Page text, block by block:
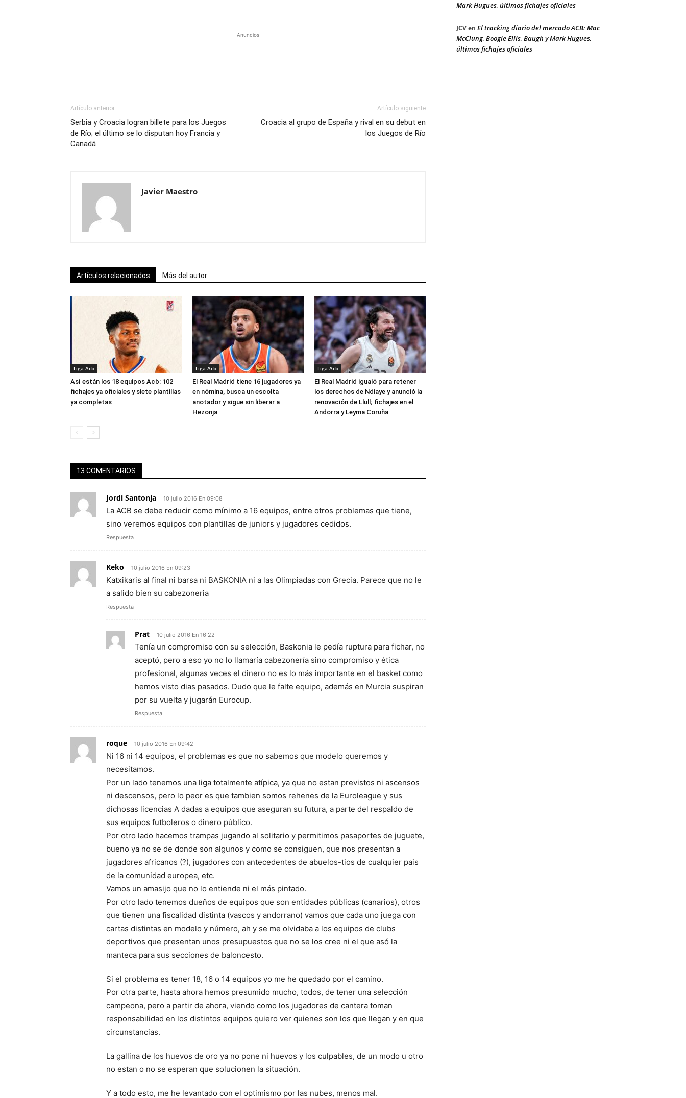
Anuncios
Artículo anterior
Serbia y Croacia logran billete para los Juegos
de Río; el último se lo disputan hoy Francia y
Canadá
Artículo siguiente
Croacia al grupo de España y rival en su debut en
los Juegos de Río
Javier Maestro
Artículos relacionados Más del autor
Liga Acb
Así están los 18 equipos Acb: 102
fichajes ya oficiales y siete plantillas
ya completas
Liga Acb
El Real Madrid tiene 16 jugadores ya
en nómina, busca un escolta
anotador y sigue sin liberar a
Hezonja
Liga Acb
El Real Madrid igualó para retener
los derechos de Ndiaye y anunció la
renovación de Llull; fichajes en el
Andorra y Leyma Coruña
13 COMENTARIOS
Jordi Santonja 10 julio 2016 En 09:08
La ACB se debe reducir como mínimo a 16 equipos, entre otros problemas que tiene,
sino veremos equipos con plantillas de juniors y jugadores cedidos.
Respuesta
Keko 10 julio 2016 En 09:23
Katxikaris al final ni barsa ni BASKONIA ni a las Olimpiadas con Grecia. Parece que no le
a salido bien su cabezoneria
Respuesta
Prat 10 julio 2016 En 16:22
Tenía un compromiso con su selección, Baskonia le pedía ruptura para fichar, no
aceptó, pero a eso yo no lo llamaría cabezonería sino compromiso y ética
profesional, algunas veces el dinero no es lo más importante en el basket como
hemos visto dias pasados. Dudo que le falte equipo, además en Murcia suspiran
por su vuelta y jugarán Eurocup.
Respuesta
roque 10 julio 2016 En 09:42
Ni 16 ni 14 equipos, el problemas es que no sabemos que modelo queremos y
necesitamos.
Por un lado tenemos una liga totalmente atípica, ya que no estan previstos ni ascensos
ni descensos, pero lo peor es que tambien somos rehenes de la Euroleague y sus
dichosas licencias A dadas a equipos que aseguran su futura, a parte del respaldo de
sus equipos futboleros o dinero público.
Por otro lado hacemos trampas jugando al solitario y permitimos pasaportes de juguete,
bueno ya no se de donde son algunos y como se consiguen, que nos presentan a
jugadores africanos (?), jugadores con antecedentes de abuelos-tios de cualquier pais
de la comunidad europea, etc.
Vamos un amasijo que no lo entiende ni el más pintado.
Por otro lado tenemos dueños de equipos que son entidades públicas (canarios), otros
que tienen una fiscalidad distinta (vascos y andorrano) vamos que cada uno juega con
cartas distintas en modelo y número, ah y se me olvidaba a los equipos de clubs
deportivos que presentan unos presupuestos que no se los cree ni el que asó la
manteca para sus secciones de baloncesto.
Si el problema es tener 18, 16 o 14 equipos yo me he quedado por el camino.
Por otra parte, hasta ahora hemos presumido mucho, todos, de tener una selección
campeona, pero a partir de ahora, viendo como los jugadores de cantera toman
responsabilidad en los distintos equipos quiero ver quienes son los que llegan y en que
circunstancias.
La gallina de los huevos de oro ya no pone ni huevos y los culpables, de un modo u otro
no estan o no se esperan que solucionen la situación.
Y a todo esto, me he levantado con el optimismo por las nubes, menos mal.
Mark Hugues, últimos fichajes oficiales
JCVen El tracking diario del mercado ACB: Mac
McClung, Boogie Ellis, Baugh y Mark Hugues,
últimos fichajes oficiales